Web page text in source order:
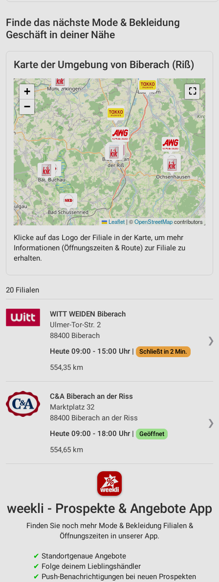
Finde das nächste Mode & Bekleidung
Geschäft in deiner Nähe
Karte der Umgebung von Biberach (Riß)
⛶
+
−
Leaflet | ©OpenStreetMapcontributors
Klicke auf das Logo der Filiale in der Karte, um mehr
Informationen (Öffnungszeiten & Route) zur Filiale zu
erhalten.
20 Filialen
❯
WITT WEIDEN Biberach
Ulmer-Tor-Str. 2
88400 Biberach
Heute 09:00 - 15:00 Uhr |
Schließt in 2 Min.
554,35 km
❯
C&A Biberach an der Riss
Marktplatz 32
88400 Biberach an der Riss
Heute 09:00 - 18:00 Uhr |
Geöffnet
554,65 km
weekli - Prospekte & Angebote App
Finden Sie noch mehr Mode & Bekleidung Filialen &
Öffnungszeiten in unserer App.
✔ Standortgenaue Angebote
✔ Folge deinem Lieblingshändler
✔ Push-Benachrichtigungen bei neuen Prospekten